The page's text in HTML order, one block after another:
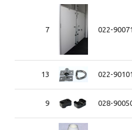
7 022-90071
13 022-90101
9 028-